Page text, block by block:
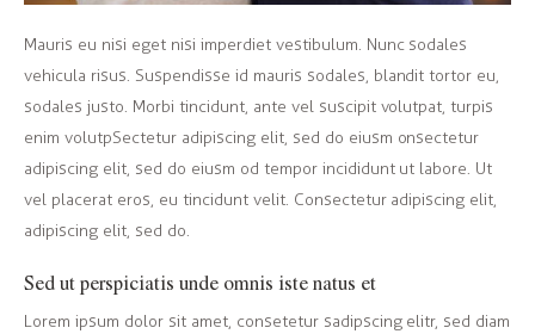
Mauris eu nisi eget nisi imperdiet vestibulum. Nunc sodales
vehicula risus. Suspendisse id mauris sodales, blandit tortor eu,
sodales justo. Morbi tincidunt, ante vel suscipit volutpat, turpis
enim volutpSectetur adipiscing elit, sed do eiusm onsectetur
adipiscing elit, sed do eiusm od tempor incididunt ut labore. Ut
vel placerat eros, eu tincidunt velit. Consectetur adipiscing elit,
adipiscing elit, sed do.
Sed ut perspiciatis unde omnis iste natus et
Lorem ipsum dolor sit amet, consetetur sadipscing elitr, sed diam